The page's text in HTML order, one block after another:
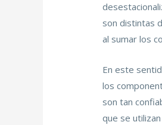
son distintas
al sumar los
En este
los
son tan
que se